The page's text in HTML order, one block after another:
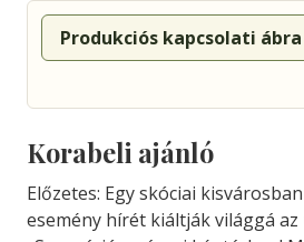
Produkciós kapcsolati
Korabeli ajánló
Előzetes: Egy skóciai
esemény hírét kiáltják világgá